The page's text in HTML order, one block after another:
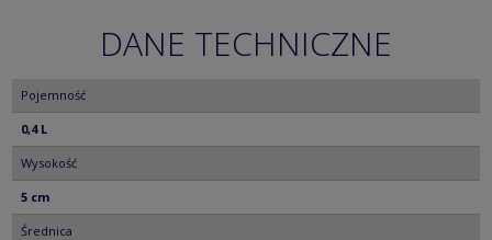
DANE TECHNICZNE
Pojemność
0,4 L
Wysokość
5 cm
Średnica